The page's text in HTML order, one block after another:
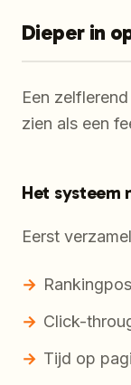
Dieper in
Een
zien als een
Het systeem
Eerst
Click-
Tijd op